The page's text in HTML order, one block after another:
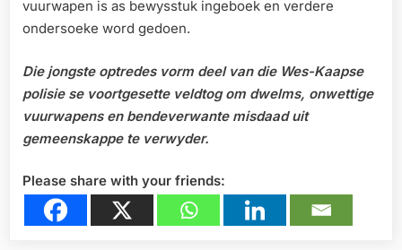
vuurwapen is as bewysstuk ingeboek en verdere
ondersoeke word gedoen.
Die jongste optredes vorm deel van die Wes-Kaapse
polisie se voortgesette veldtog om dwelms, onwettige
vuurwapens en bendeverwante misdaad uit
gemeenskappe te verwyder.
Please share with your friends: